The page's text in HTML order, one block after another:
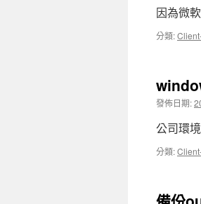
因為微
分類:
發佈日期:
公司環境
分類: